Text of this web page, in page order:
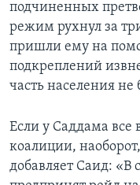
подчиненных
режим рухнул за
пришли ему на
подкреплений
часть населения
Если у Саддама все
коалиции,
добавляет Саид: